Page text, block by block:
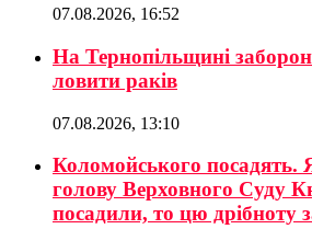
07.08.2026, 16:52
На Тернопільщині
ловити раків
07.08.2026, 13:10
Коломойського посадять.
голову Верховного Суду
посадили, то цю дрібноту